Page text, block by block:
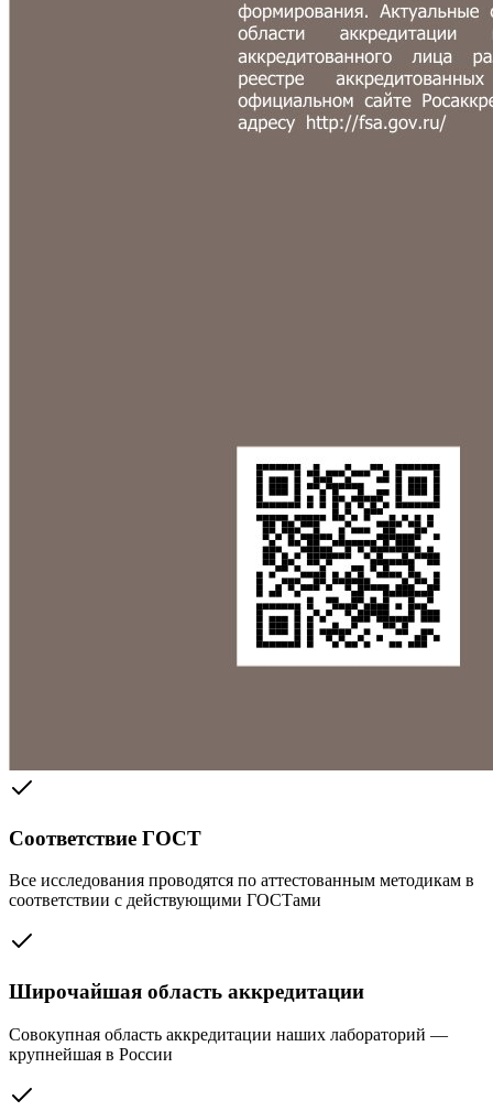
Соответствие ГОСТ
Все исследования проводятся по аттестованным методикам в
соответствии с действующими ГОСТами
Широчайшая область аккредитации
Совокупная область аккредитации наших лабораторий —
крупнейшая в России